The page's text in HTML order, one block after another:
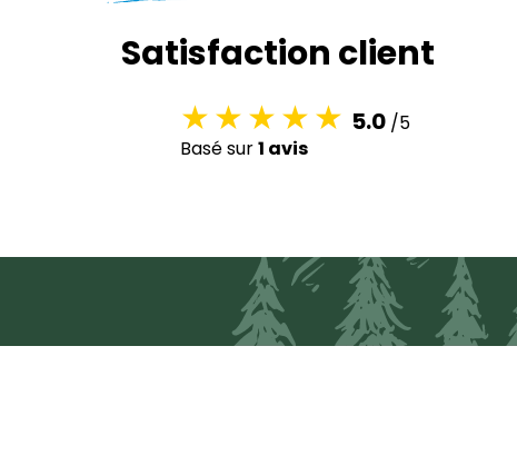
Satisfaction client
5.0 /5
Basé sur1 avis